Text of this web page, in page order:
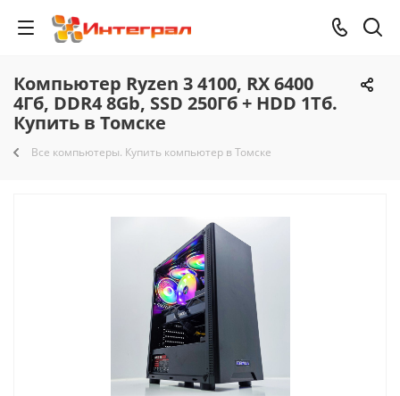
Компьютер Ryzen 3 4100, RX 6400
4Гб, DDR4 8Gb, SSD 250Гб + HDD 1Тб.
Купить в Томске
Все компьютеры. Купить компьютер в Томске